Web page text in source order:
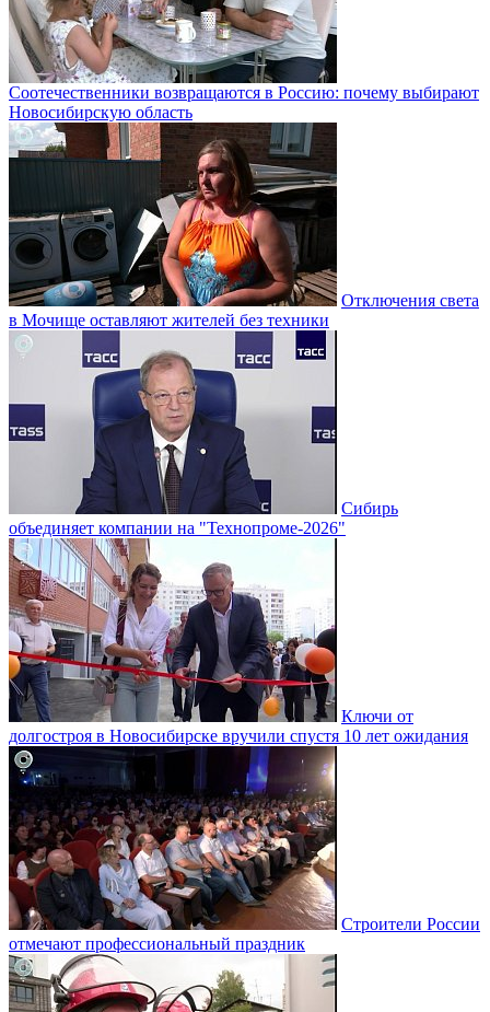
Соотечественники возвращаются в Россию: почему выбирают
Новосибирскую область
Отключения света
в Мочище оставляют жителей без техники
Сибирь
объединяет компании на "Технопроме-2026"
Ключи от
долгостроя в Новосибирске вручили спустя 10 лет ожидания
Строители России
отмечают профессиональный праздник